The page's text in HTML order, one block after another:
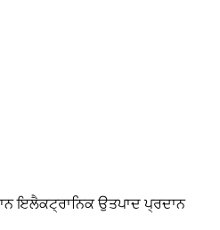
ਇਲੈਕਟ੍ਰਾਨਿਕ ਉਤਪਾਦ ਪ੍ਰਦਾਨ